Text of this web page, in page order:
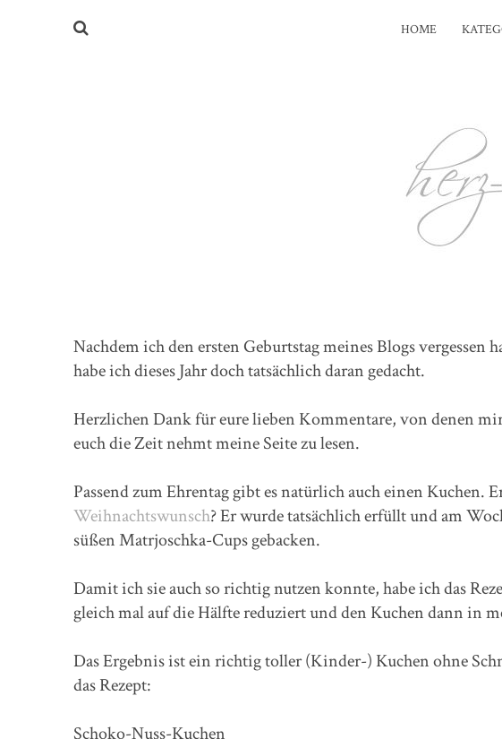
HOME
Nachdem ich den ersten Geburtstag meines Blogs
habe ich dieses Jahr doch tatsächlich daran gedacht.
Herzlichen Dank für eure lieben Kommentare, von denen
euch die Zeit nehmt meine Seite zu lesen.
Passend zum Ehrentag gibt es natürlich auch einen Kuchen.
Weihnachtswunsch? Er wurde tatsächlich erfüllt und am
süßen Matrjoschka-Cups gebacken.
Damit ich sie auch so richtig nutzen konnte, habe ich das
gleich mal auf die Hälfte reduziert und den Kuchen dann in
Das Ergebnis ist ein richtig toller (Kinder-) Kuchen ohne
das Rezept:
Schoko-Nuss-Kuchen